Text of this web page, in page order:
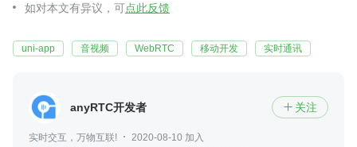
如对本文有异议，可点此反馈
uni-app 音视频 WebRTC 移动开发 实时通讯
anyRTC开发者  关注
实时交互，万物互联!
2020-08-10 加入